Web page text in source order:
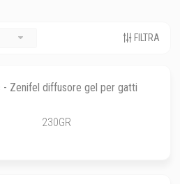
FILTRA
- Zenifel diffusore gel per gatti
230GR